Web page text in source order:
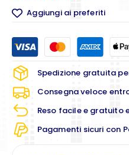
Aggiungi ai preferiti
Spedizione gratuita
Consegna veloce
Reso facile e gratuito
Pagamenti sicuri con